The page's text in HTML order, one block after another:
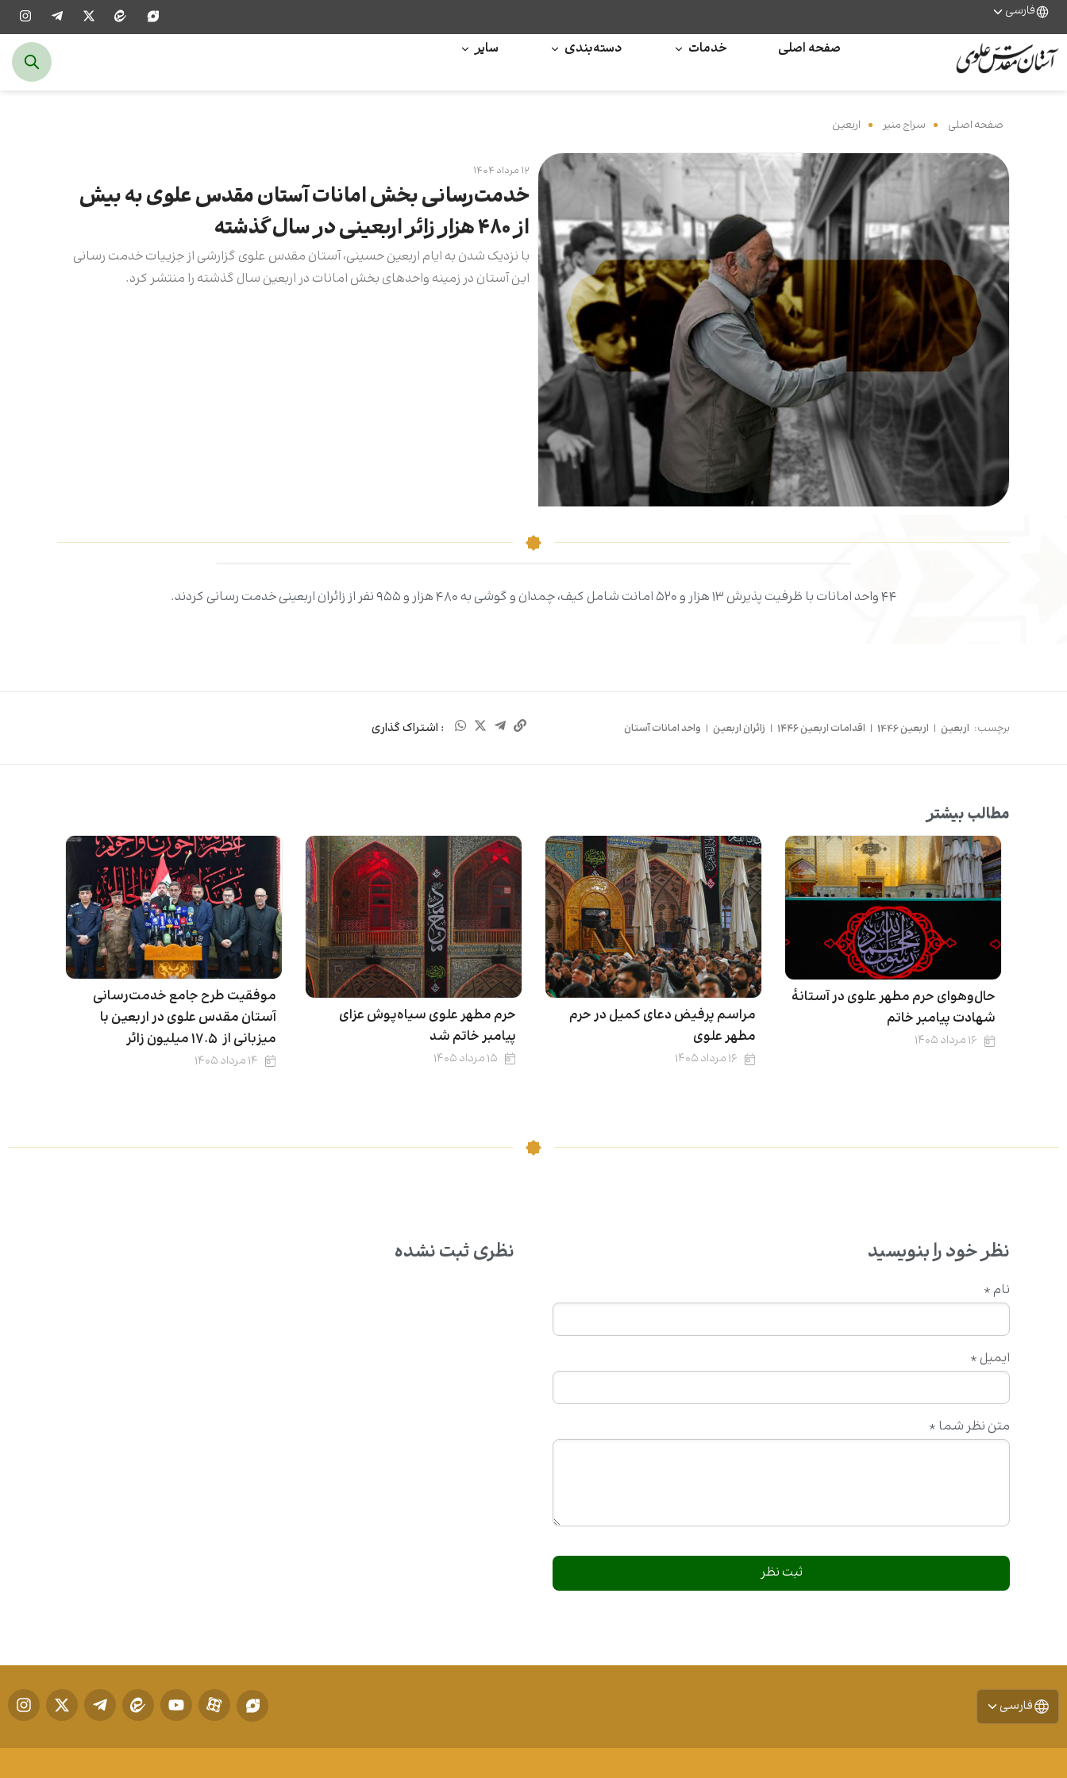
فارسی
صفحه اصلی خدمات دسته‌بندی سایر
صفحه اصلی سراج منیر اربعین
۱۲ مرداد ۱۴۰۴
خدمت‌رسانی بخش امانات آستان مقدس علوی به بیش
از ۴۸۰ هزار زائر اربعینی در سال گذشته
با نزدیک شدن به ایام اربعین حسینی، آستان مقدس علوی گزارشی از جزییات خدمت رسانی
این آستان در زمینه واحدهای بخش امانات در اربعین سال گذشته را منتشر کرد.
دانلود ۴۴ واحد امانات با ظرفیت پذیرش ۱۳ هزار و ۵۲۰ امانت شامل کیف، چمدان و گوشی به ۴۸۰ هزار و ۹۵۵ نفر از زائران اربعینی خدمت رسانی کردند.
برچسب: اربعین | اربعین 1446 | اقدامات اربعین ۱۴۴۶ | زائران اربعین | واحد امانات آستان : اشتراک گذاری
مطالب بیشتر
حال‌وهوای حرم مطهر علوی در آستانۀ
شهادت پیامبر خاتم
۱۶ مرداد ۱۴۰۵
مراسم پرفیض دعای کمیل در حرم
مطهر علوی
۱۶ مرداد ۱۴۰۵
حرم مطهر علوی سیاه‌پوش عزای
پیامبر خاتم شد
۱۵ مرداد ۱۴۰۵
موفقیت طرح جامع خدمت‌رسانی
آستان مقدس علوی در اربعین با
میزبانی از ۱۷.۵ میلیون زائر
۱۴ مرداد ۱۴۰۵
نظر خود را بنویسید
متن نظر شما *
نام *
ایمیل *
نظری ثبت نشده
فارسی